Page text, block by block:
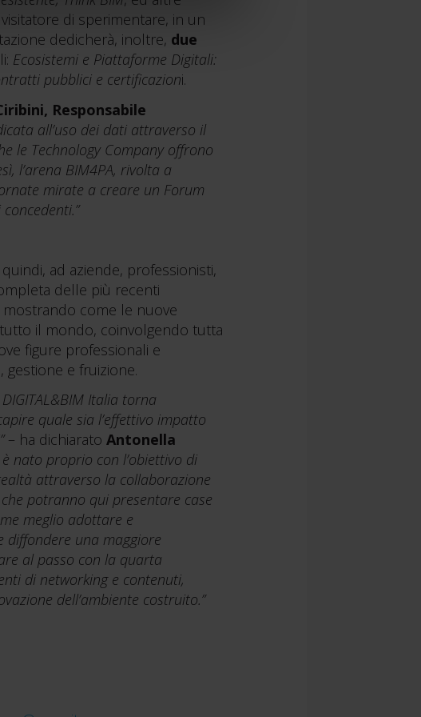
di sperimentare, in un
dedicherà, inoltre, due
Ecosistemi e Piattaforme Digitali:
pubblici e certificazioni.
Responsabile
all’uso dei dati attraverso il
le Technology Company offrono
l’arena BIM4PA, rivolta a
mirate a creare un Forum
ad aziende, professionisti,
delle più recenti
come le nuove
il mondo, coinvolgendo tutta
figure professionali e
e fruizione.
Italia torna
quale sia l’effettivo impatto
– ha dichiarato Antonella
nato proprio con l’obiettivo di
attraverso la collaborazione
potranno qui presentare case
meglio adottare e
diffondere una maggiore
al passo con la quarta
di networking e contenuti,
dell’ambiente costruito.”